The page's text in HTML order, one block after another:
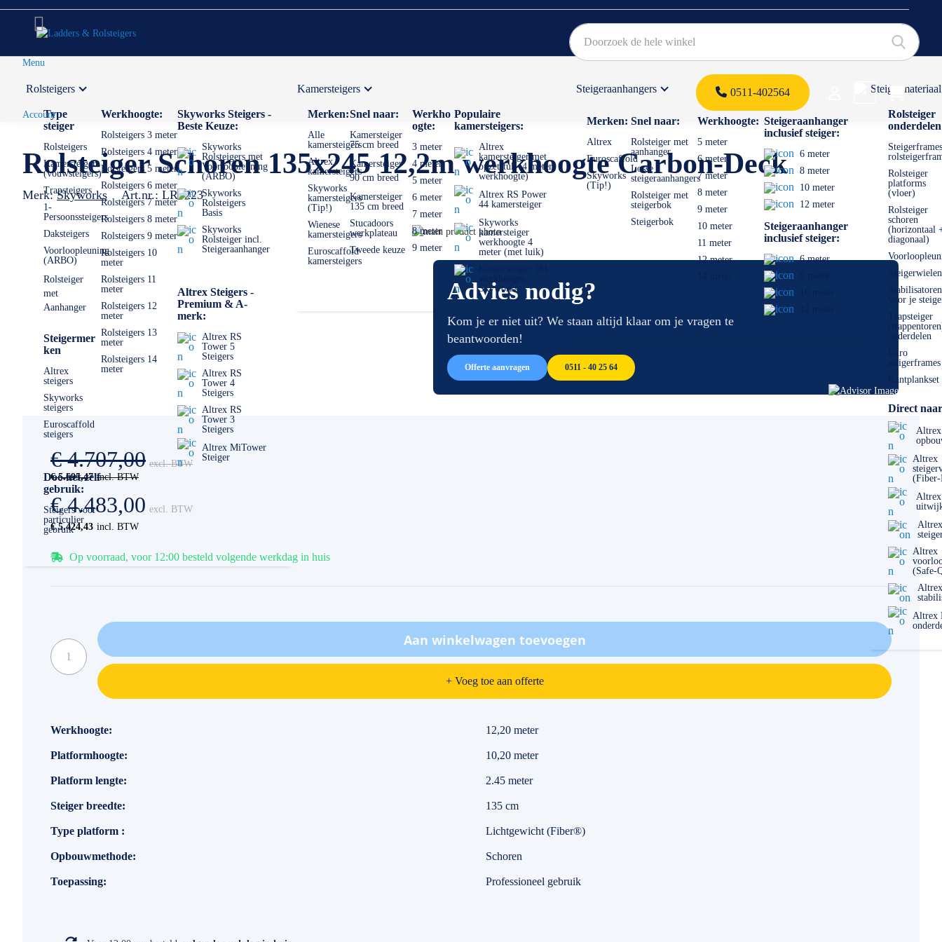
0511-402564
Menu
Rolsteigers
Type
steiger
Rolsteigers
Kamersteigers
(vouwsteigers)
Trapsteigers
1-
Persoonssteigers
Daksteigers
Voorloopleuning
(ARBO)
Rolsteiger
met
Aanhanger
Steigermer
ken
Altrex
steigers
Skyworks
steigers
Euroscaffold
steigers
Doe-het-zelf
gebruik:
Steigers voor
particulier
gebruik
Werkhoogte:
Rolsteigers 3 meter
Rolsteigers 4 meter
Rolsteigers 5 meter
Rolsteigers 6 meter
Rolsteigers 7 meter
Rolsteigers 8 meter
Rolsteigers 9 meter
Rolsteigers 10
meter
Rolsteigers 11
meter
Rolsteigers 12
meter
Rolsteigers 13
meter
Rolsteigers 14
meter
Skyworks Steigers -
Beste Keuze:
Skyworks
Rolsteigers met
Voorloopleuning
(ARBO)
Skyworks
Rolsteigers
Basis
Skyworks
Rolsteiger incl.
Steigeraanhanger
Altrex Steigers -
Premium & A-
merk:
Altrex RS
Tower 5
Steigers
Altrex RS
Tower 4
Steigers
Altrex RS
Tower 3
Steigers
Altrex MiTower
Steiger
Kamersteigers
Merken:
Alle
kamersteigers
Altrex
kamersteigers
Skyworks
kamersteigers
(Tip!)
Wienese
kamersteigers
Euroscaffold
kamersteigers
Snel naar:
Kamersteiger
75 cm breed
Kamersteiger
90 cm breed
Kamersteiger
135 cm breed
Stucadoors
werkplateau
Tweede keuze
Werkho
ogte:
3 meter
4 meter
5 meter
6 meter
7 meter
8 meter
9 meter
Populaire
kamersteigers:
Altrex
kamersteiger met
opzetstuk (4 meter
werkhoogte)
Altrex RS Power
44 kamersteiger
Skyworks
kamersteiger
werkhoogte 4
meter (met luik)
Skyworks
Steigeraanhangers
Merken:
Altrex
Euroscaffold
Skyworks
(Tip!)
Snel naar:
Rolsteiger met
aanhanger
Losse
steigeraanhangers
Rolsteiger met
steigerbok
Steigerbok
Werkhoogte:
5 meter
6 meter
7 meter
8 meter
9 meter
10 meter
11 meter
12 meter
Steigeraanhanger
inclusief steiger:
6 meter
8 meter
10 meter
12 meter
Steigeraanhanger
inclusief steiger:
6 meter
Steigermateriaal
Rolsteiger
Rolsteiger
platforms
(vloer)
Rolsteiger
schoren
(horizontaal
diagonaal)
Steigerwielen
Stabilisatoren
voor je
Trapsteiger
onderdelen
Euro
steigerframes
Kantplankset
Direct
Altrex
Altrex
Altrex
Altrex
Altrex
(Safe-
Altrex
Altrex
Account
Rolsteiger Schoren 135x245 12,2m werkhoogte Carbon-Deck
Merk: Skyworks Art.nr.: LR6223
Ga
naar
afbeeldingen-
Ga
Advies nodig?
Kom je er niet uit? We staan altijd klaar om je vragen te
beantwoorden!
Offerte aanvragen 0511 - 40 25 64
€ 5.695,47
€ 4.707,00
€ 5.424,43
€ 4.483,00
Op voorraad, voor 12:00 besteld volgende werkdag in huis
Aan winkelwagen toevoegen
+ Voeg toe aan offerte
Specificaties
Werkhoogte 12,20 meter
Platformhoogte 10,20 meter
Platform lengte 2.45 meter
Steiger breedte 135 cm
Type platform Lichtgewicht (Fiber®)
Opbouwmethode Schoren
Toepassing Professioneel gebruik